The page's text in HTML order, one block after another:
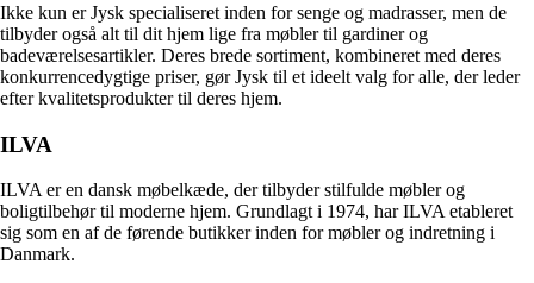
Ikke kun er Jysk specialiseret inden for senge og madrasser, men de
tilbyder også alt til dit hjem lige fra møbler til gardiner og
badeværelsesartikler. Deres brede sortiment, kombineret med deres
konkurrencedygtige priser, gør Jysk til et ideelt valg for alle, der leder
efter kvalitetsprodukter til deres hjem.
ILVA
ILVA er en dansk møbelkæde, der tilbyder stilfulde møbler og
boligtilbehør til moderne hjem. Grundlagt i 1974, har ILVA etableret
sig som en af ​​de førende butikker inden for møbler og indretning i
Danmark.